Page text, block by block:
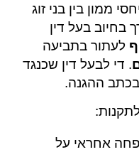
סעיף 6 לחוק יחסי ממון בין בני זוג
צורך בחיוב בעל דין
לעתור בתביעה
. די לבעל דין שכנגד
ההגנה.
אחראי על